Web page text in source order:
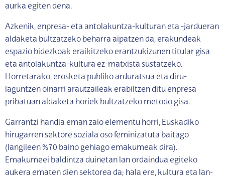
aurka egiten dena.
Azkenik, enpresa- eta antolakuntza-kulturan eta -jardueran
aldaketa bultzatzeko beharra aipatzen da, erakundeak
espazio bidezkoak eraikitzeko erantzukizunen titular gisa
eta antolakuntza-kultura ez-matxista sustatzeko.
Horretarako, erosketa publiko arduratsua eta diru-
laguntzen oinarri arautzaileak erabiltzen ditu enpresa
pribatuan aldaketa horiek bultzatzeko metodo gisa.
Garrantzi handia eman zaio elementu horri, Euskadiko
hirugarren sektore soziala oso feminizatuta baitago
(langileen %70 baino gehiago emakumeak dira).
Emakumeei baldintza duinetan lan ordaindua egiteko
aukera ematen dien sektorea da; hala ere, kultura eta lan-